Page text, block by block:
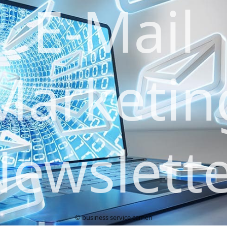
E-Mail
© business service camen